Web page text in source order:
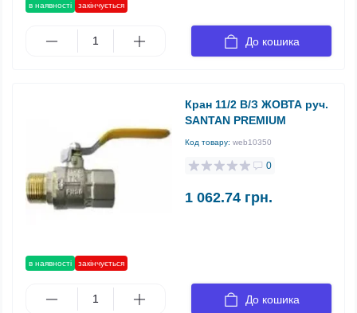
в наявності закінчується
До кошика
в наявності закінчується
Кран 11/2 В/З ЖОВТА руч.
SANTAN PREMIUM
Код товару: web10350
0
1 062.74 грн.
До кошика